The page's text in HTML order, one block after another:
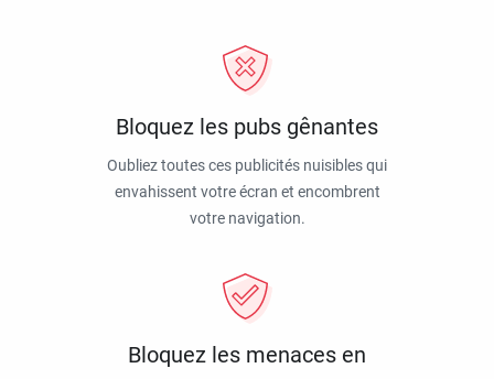
Bloquez les pubs gênantes
Oubliez toutes ces publicités nuisibles qui
envahissent votre écran et encombrent
votre navigation.
Bloquez les menaces en